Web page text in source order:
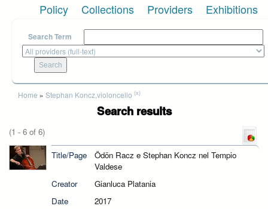
Policy Collections Providers Exhibitions
Search Term
You are here
Home » Stephan Koncz,violoncello (x)
Search results
(1 - 6 of 6)
Title/Page
Ödön Racz e Stephan Koncz nel Tempio
Valdese
Creator
Gianluca Platania
Date
2017